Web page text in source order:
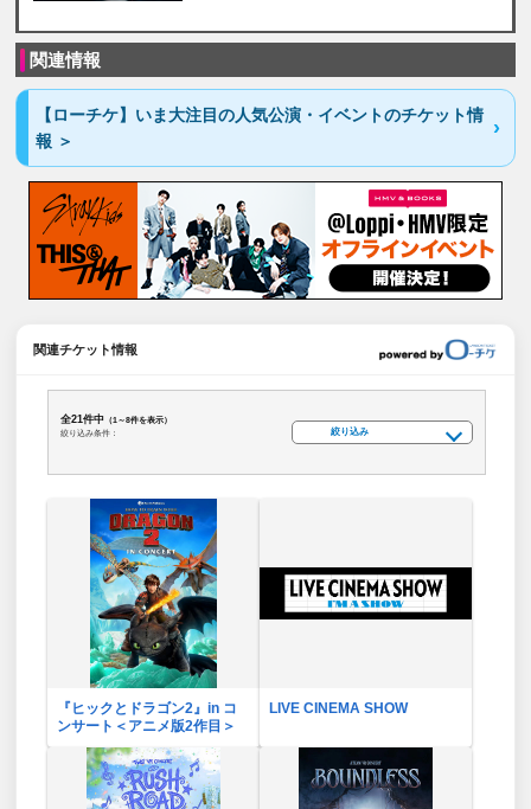
関連情報
【ローチケ】いま大注目の人気公演・イベントのチケット情
報 ＞
関連チケット情報
全21件中 （1～8件を表示）
絞り込み条件：
絞り込み
『ヒックとドラゴン2』in コ
ンサート＜アニメ版2作目＞
LIVE CINEMA SHOW